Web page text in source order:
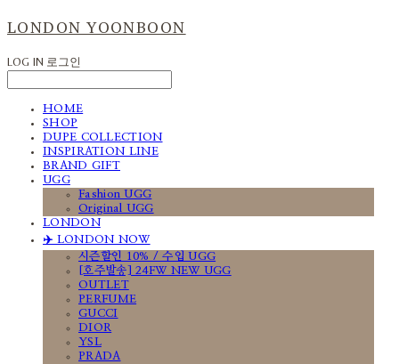
LONDON YOONBOON
LOG IN 로그인
HOME
SHOP
DUPE COLLECTION
INSPIRATION LINE
BRAND GIFT
UGG
Fashion UGG
Original UGG
LONDON
✈️ LONDON NOW
시즌할인 10% / 수입 UGG
[호주발송] 24FW NEW UGG
OUTLET
PERFUME
GUCCI
DIOR
YSL
PRADA